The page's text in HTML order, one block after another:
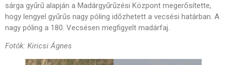
sárga gyűrű alapján a Madárgyűrűzési Központ megerősítette,
hogy lengyel gyűrűs nagy póling időzhetett a vecsési határban. A
nagy póling a 180. Vecsésen megfigyelt madárfaj.
Fotók: Kiricsi Ágnes